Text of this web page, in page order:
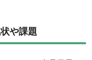
や課題